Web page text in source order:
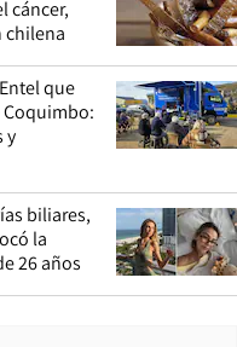
cáncer,
chilena
que
y
biliares,
la
26 años